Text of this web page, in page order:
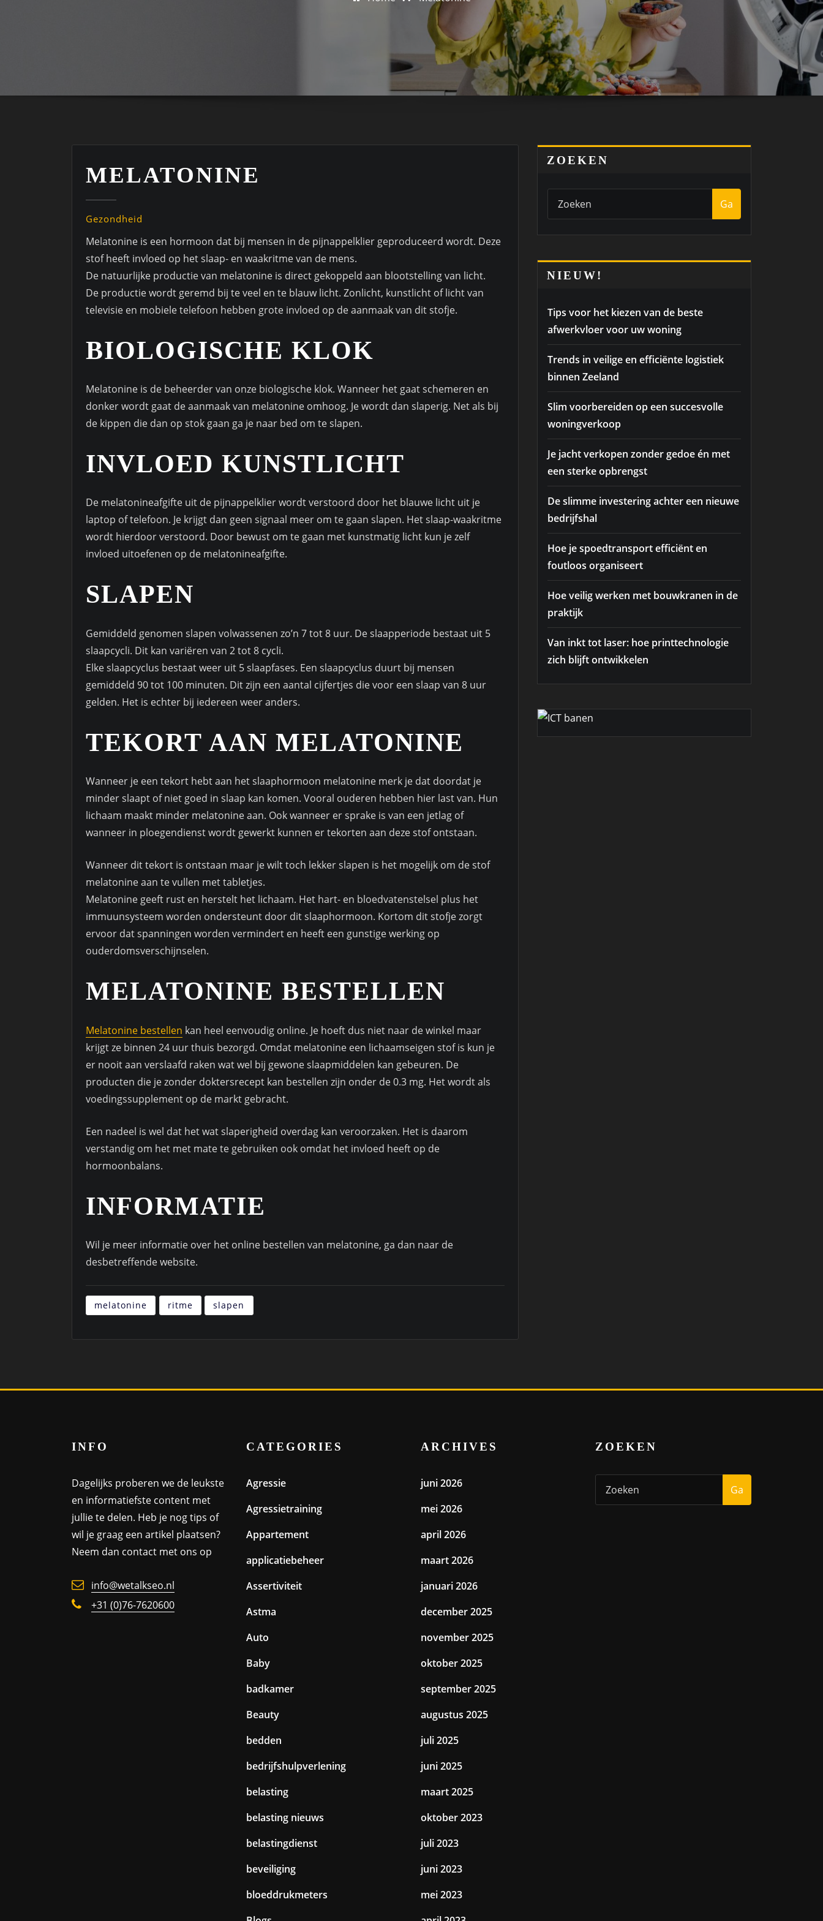
MELATONINE
Gezondheid
Melatonine is een hormoon dat bij mensen in de pijnappelklier geproduceerd wordt. Deze
stof heeft invloed op het slaap- en waakritme van de mens.
De natuurlijke productie van melatonine is direct gekoppeld aan blootstelling van licht.
De productie wordt geremd bij te veel en te blauw licht. Zonlicht, kunstlicht of licht van
televisie en mobiele telefoon hebben grote invloed op de aanmaak van dit stofje.
BIOLOGISCHE KLOK
Melatonine is de beheerder van onze biologische klok. Wanneer het gaat schemeren en
donker wordt gaat de aanmaak van melatonine omhoog. Je wordt dan slaperig. Net als bij
de kippen die dan op stok gaan ga je naar bed om te slapen.
INVLOED KUNSTLICHT
De melatonineafgifte uit de pijnappelklier wordt verstoord door het blauwe licht uit je
laptop of telefoon. Je krijgt dan geen signaal meer om te gaan slapen. Het slaap-waakritme
wordt hierdoor verstoord. Door bewust om te gaan met kunstmatig licht kun je zelf
invloed uitoefenen op de melatonineafgifte.
SLAPEN
Gemiddeld genomen slapen volwassenen zo’n 7 tot 8 uur. De slaapperiode bestaat uit 5
slaapcycli. Dit kan variëren van 2 tot 8 cycli.
Elke slaapcyclus bestaat weer uit 5 slaapfases. Een slaapcyclus duurt bij mensen
gemiddeld 90 tot 100 minuten. Dit zijn een aantal cijfertjes die voor een slaap van 8 uur
gelden. Het is echter bij iedereen weer anders.
TEKORT AAN MELATONINE
Wanneer je een tekort hebt aan het slaaphormoon melatonine merk je dat doordat je
minder slaapt of niet goed in slaap kan komen. Vooral ouderen hebben hier last van. Hun
lichaam maakt minder melatonine aan. Ook wanneer er sprake is van een jetlag of
wanneer in ploegendienst wordt gewerkt kunnen er tekorten aan deze stof ontstaan.
Wanneer dit tekort is ontstaan maar je wilt toch lekker slapen is het mogelijk om de stof
melatonine aan te vullen met tabletjes.
Melatonine geeft rust en herstelt het lichaam. Het hart- en bloedvatenstelsel plus het
immuunsysteem worden ondersteunt door dit slaaphormoon. Kortom dit stofje zorgt
ervoor dat spanningen worden vermindert en heeft een gunstige werking op
ouderdomsverschijnselen.
MELATONINE BESTELLEN
Melatonine bestellen kan heel eenvoudig online. Je hoeft dus niet naar de winkel maar
krijgt ze binnen 24 uur thuis bezorgd. Omdat melatonine een lichaamseigen stof is kun je
er nooit aan verslaafd raken wat wel bij gewone slaapmiddelen kan gebeuren. De
producten die je zonder doktersrecept kan bestellen zijn onder de 0.3 mg. Het wordt als
voedingssupplement op de markt gebracht.
Een nadeel is wel dat het wat slaperigheid overdag kan veroorzaken. Het is daarom
verstandig om het met mate te gebruiken ook omdat het invloed heeft op de
hormoonbalans.
INFORMATIE
Wil je meer informatie over het online bestellen van melatonine, ga dan naar de
desbetreffende website.
melatonine ritme slapen
ZOEKEN
Ga
NIEUW!
Tips voor het kiezen van de beste
afwerkvloer voor uw woning
Trends in veilige en efficiënte logistiek
binnen Zeeland
Slim voorbereiden op een succesvolle
woningverkoop
Je jacht verkopen zonder gedoe én met
een sterke opbrengst
De slimme investering achter een nieuwe
bedrijfshal
Hoe je spoedtransport efficiënt en
foutloos organiseert
Hoe veilig werken met bouwkranen in de
praktijk
Van inkt tot laser: hoe printtechnologie
zich blijft ontwikkelen
INFO
Dagelijks proberen we de leukste
en informatiefste content met
jullie te delen. Heb je nog tips of
wil je graag een artikel plaatsen?
Neem dan contact met ons op
info@wetalkseo.nl
+31 (0)76-7620600
CATEGORIES
Agressie
Agressietraining
Appartement
applicatiebeheer
Assertiviteit
Astma
Auto
Baby
badkamer
Beauty
bedden
bedrijfshulpverlening
belasting
belasting nieuws
belastingdienst
beveiliging
bloeddrukmeters
ARCHIVES
juni 2026
mei 2026
april 2026
maart 2026
januari 2026
december 2025
november 2025
oktober 2025
september 2025
augustus 2025
juli 2025
juni 2025
maart 2025
oktober 2023
juli 2023
juni 2023
mei 2023
ZOEKEN
Ga